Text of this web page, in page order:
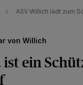
ASV Willich lädt zum
von Willich
ein